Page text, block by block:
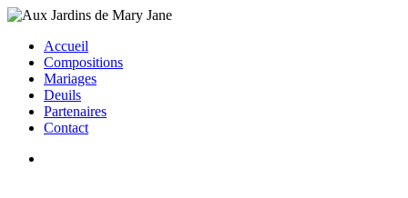
Accueil
Compositions
Mariages
Deuils
Partenaires
Contact